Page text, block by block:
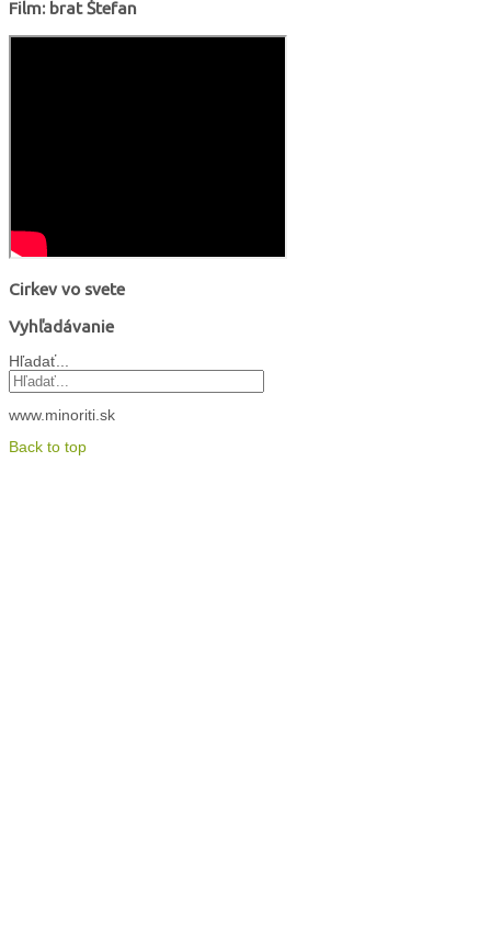
Film: brat Štefan
Cirkev vo svete
Vyhľadávanie
Hľadať...
www.minoriti.sk
Back to top